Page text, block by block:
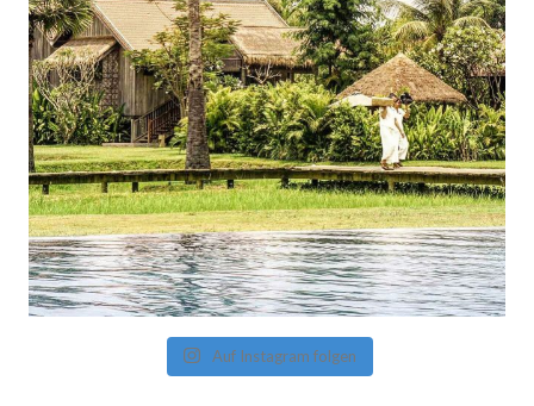
Auf Instagram folgen